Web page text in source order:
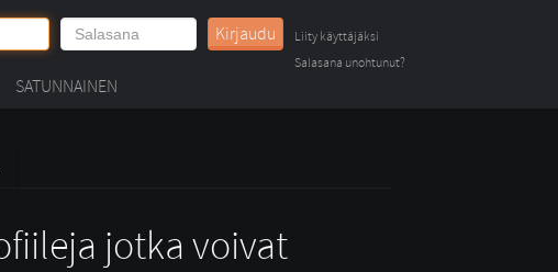
Kirjaudu
Liity käyttäjäksi
Salasana unohtunut?
SATUNNAINEN
jotka voivat